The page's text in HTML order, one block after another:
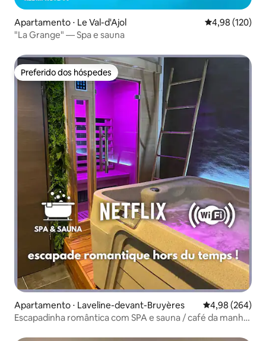
Apartamento ⋅ Le Val-d'Ajol 4,98 de uma
4,98 (120)
"La Grange" — Spa e sauna
Preferido dos hóspedes
Preferido dos hóspedes
Apartamento ⋅ Laveline-devant-Bruyères 4,98 de uma
4,98 (264)
Escapadinha romântica com SPA e sauna / café da manhã